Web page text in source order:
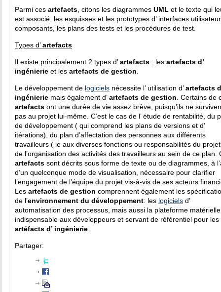
Parmi ces artefacts , citons les diagrammes UML et le texte qui
est associé, les esquisses et les prototypes d’ interfaces
composants, les plans des tests et les procédures de test.
Types d’artefacts
Il existe principalement 2 types d’artefacts : les artefacts d’
ingénierie et les artefacts de gestion
Le développement de logiciels nécessite l’ utilisation d’artefacts
ingénierie mais également d’artefacts de gestion . Certains de
artefacts ont une durée de vie assez brève, puisqu’ils ne
pas au projet lui-même. C’est le cas de l’ étude de rentabilité, du
de développement ( qui comprend les plans de versions et d’
itérations), du plan d’affectation des personnes aux différents
travailleurs ( ie aux diverses fonctions ou responsabilités du
de l’organisation des activités des travailleurs au sein de ce plan.
artefacts sont décrits sous forme de texte ou de diagrammes, à
d’un quelconque mode de visualisation, nécessaire pour clarifier
l’engagement de l’équipe du projet vis-à-vis de ses acteurs
Les artefacts de gestion comprennent également les
de l’environnement du développement: les logiciels d’
automatisation des processus, mais aussi la plateforme matérielle
indispensable aux développeurs et servant de référentiel pour les
artéfacts d’ ingénierie
Partager: